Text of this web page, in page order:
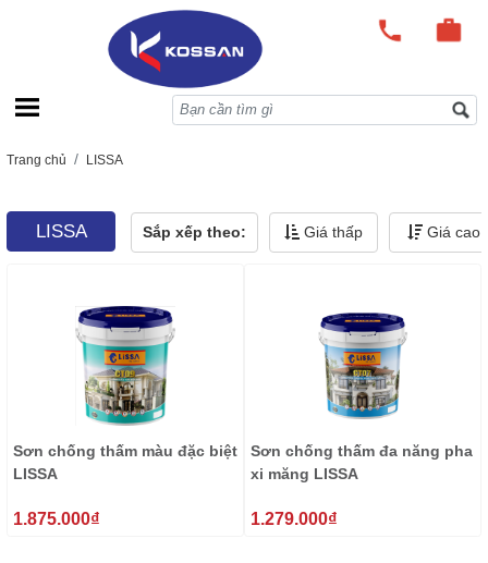
Trang chủ LISSA
LISSA Sắp xếp theo: Giá thấp Giá cao
Sơn chống thấm màu đặc biệt
LISSA
1.875.000₫
Sơn chống thấm đa năng pha
xi măng LISSA
1.279.000₫